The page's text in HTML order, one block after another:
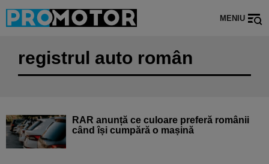
MENIU
registrul auto român
RAR anunță ce culoare preferă românii
când își cumpără o mașină